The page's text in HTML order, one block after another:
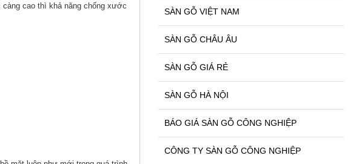
cao thì khả năng chống xước
SÀN GỖ VIỆT NAM
SÀN GỖ CHÂU ÂU
SÀN GỖ GIÁ RẺ
SÀN GỖ HÀ NỘI
BÁO GIÁ SÀN GỖ CÔNG NGHIỆP
CÔNG TY SÀN GỖ CÔNG NGHIỆP